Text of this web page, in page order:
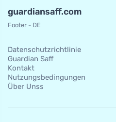
guardiansaff.com
Footer - DE
Datenschutzrichtlinie
Guardian Saff
Kontakt
Nutzungsbedingungen
Über Unss